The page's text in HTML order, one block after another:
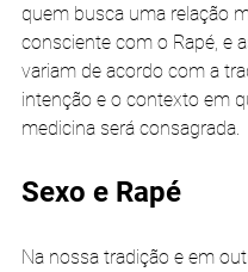
quem busca uma relação
consciente com o Rapé, e
variam de acordo com a
intenção e o contexto em
medicina será consagrada.
Sexo e Rapé
Na nossa tradição e em